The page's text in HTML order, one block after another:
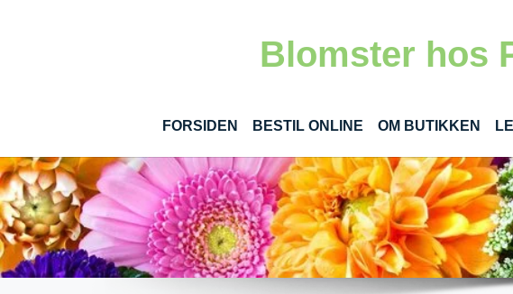
Blomster hos
FORSIDEN BESTIL ONLINE OM BUTIKKEN